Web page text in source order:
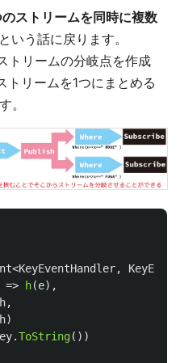
のストリームを同時に複数
いう話に戻ります。
トリームの分岐点を作成
リームを1つにまとめる
。
<KeyEventHandler,
=> h(e),
h,
h)
.ToString())